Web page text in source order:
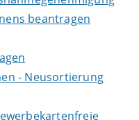
beantragen
- Neusortierung